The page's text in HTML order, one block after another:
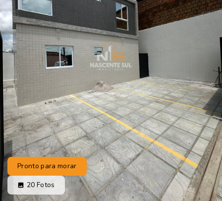
Pronto para morar
20Fotos